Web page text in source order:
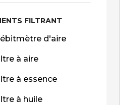
FILTRANT
d'aire
à aire
à essence
à huile